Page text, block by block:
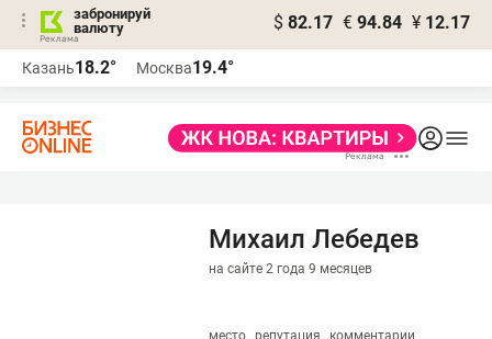
забронируй
валюту
$ 82.17 € 94.84 ¥ 12.17
Казань18.2° Москва19.4°
Михаил Лебедев
на сайте 2 года 9 месяцев
место репутация комментарии